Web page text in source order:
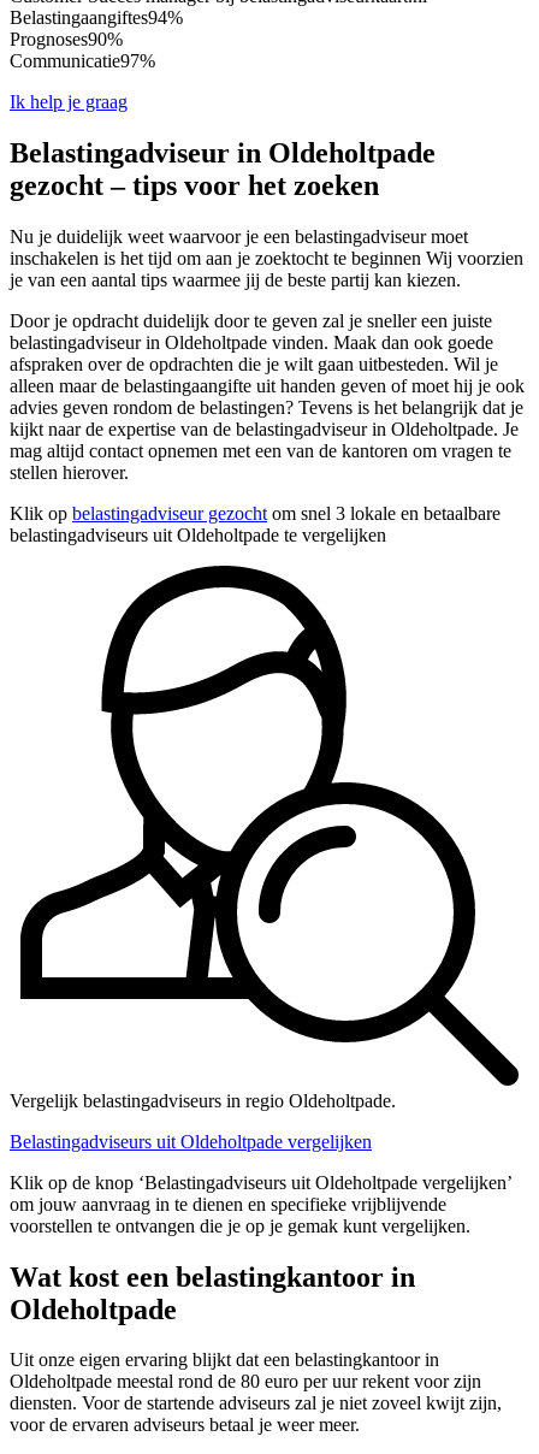
Belastingaangiftes94%
Prognoses90%
Communicatie97%
Ik help je graag
Belastingadviseur in Oldeholtpade
gezocht – tips voor het zoeken
Nu je duidelijk weet waarvoor je een belastingadviseur moet
inschakelen is het tijd om aan je zoektocht te beginnen Wij voorzien
je van een aantal tips waarmee jij de beste partij kan kiezen.
Door je opdracht duidelijk door te geven zal je sneller een juiste
belastingadviseur in Oldeholtpade vinden. Maak dan ook goede
afspraken over de opdrachten die je wilt gaan uitbesteden. Wil je
alleen maar de belastingaangifte uit handen geven of moet hij je ook
advies geven rondom de belastingen? Tevens is het belangrijk dat je
kijkt naar de expertise van de belastingadviseur in Oldeholtpade. Je
mag altijd contact opnemen met een van de kantoren om vragen te
stellen hierover.
Klik op belastingadviseur gezocht om snel 3 lokale en betaalbare
belastingadviseurs uit Oldeholtpade te vergelijken
Vergelijk belastingadviseurs in regio Oldeholtpade.
Belastingadviseurs uit Oldeholtpade vergelijken
Klik op de knop ‘Belastingadviseurs uit Oldeholtpade vergelijken’
om jouw aanvraag in te dienen en specifieke vrijblijvende
voorstellen te ontvangen die je op je gemak kunt vergelijken.
Wat kost een belastingkantoor in
Oldeholtpade
Uit onze eigen ervaring blijkt dat een belastingkantoor in
Oldeholtpade meestal rond de 80 euro per uur rekent voor zijn
diensten. Voor de startende adviseurs zal je niet zoveel kwijt zijn,
voor de ervaren adviseurs betaal je weer meer.